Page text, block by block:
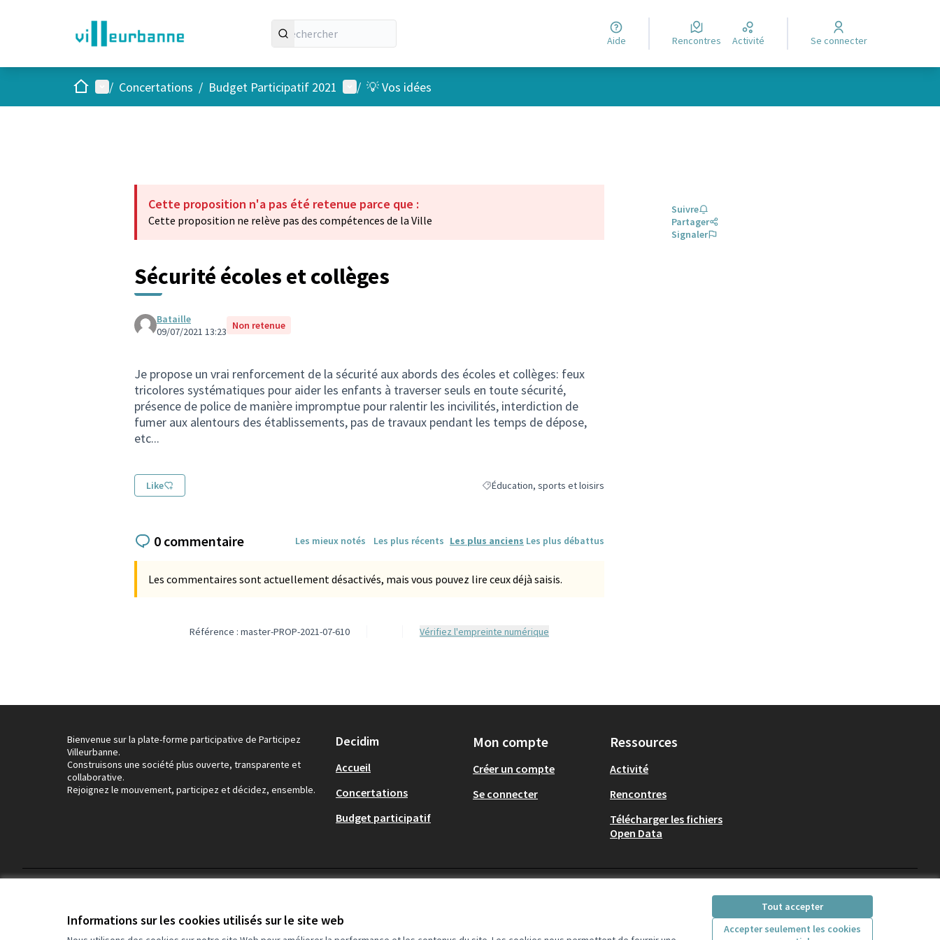
Informations sur les cookies utilisés sur le site web
Tout accepter
Accepter seulement les cookies
Aide Rencontres Activité Se connecter
AccueilMenu principal
/ Concertations / Budget Participatif 2021 Menu utilisateur
/ 💡 Vos idées
Cette proposition n'a pas été retenue parce que :
Cette proposition ne relève pas des compétences de la Ville
Sécurité écoles et collèges
Bataille
09/07/2021 13:23 Non retenue
Je propose un vrai renforcement de la sécurité aux abords des écoles et collèges: feux
tricolores systématiques pour aider les enfants à traverser seuls en toute sécurité,
présence de police de manière impromptue pour ralentir les incivilités, interdiction de
fumer aux alentours des établissements, pas de travaux pendant les temps de dépose,
etc...
Like Filtrer les résultats de la catégorie : Éducation, sports et loisirs
Éducation, sports et loisirs
Suivre
Partager
Signaler
0 commentaire Les mieux notés Les plus récents Les plus anciens Les plus débattus
Les commentaires sont actuellement désactivés, mais vous pouvez lire ceux déjà saisis.
Référence : master-PROP-2021-07-610 Vérifiez l'empreinte numérique
Bienvenue sur la plate-forme participative de Participez
Villeurbanne.
Construisons une société plus ouverte, transparente et
collaborative.
Rejoignez le mouvement, participez et décidez, ensemble.
Decidim
Accueil
Concertations
Budget participatif
Mon compte
Créer un compte
Se connecter
Ressources
Activité
Rencontres
Télécharger les fichiers
Open Data
(Lien externe)
(Lien externe)(Lien externe)(Lien externe)